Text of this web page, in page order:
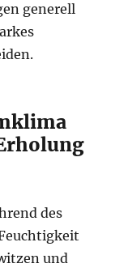
generell
des
und